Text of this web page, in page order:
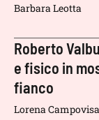
Barbara Leotta
Roberto
e fisico in
fianco
Lorena